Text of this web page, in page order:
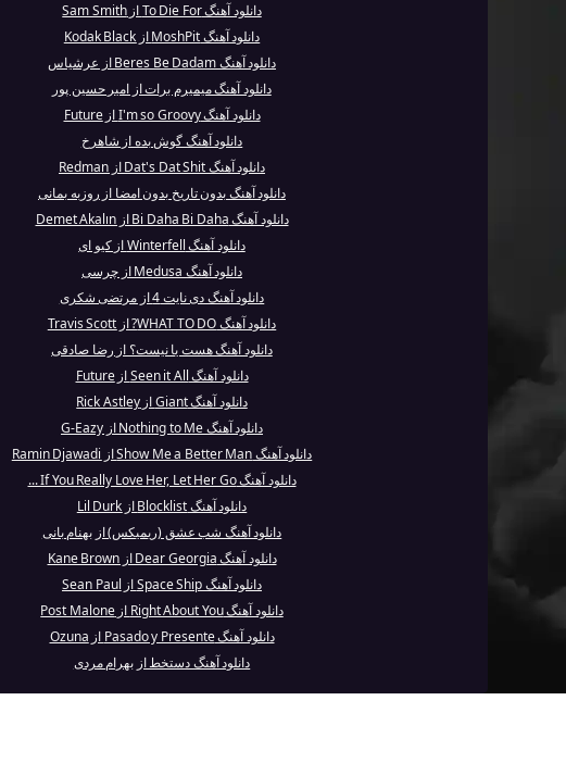
دانلود آهنگ To Die For از Sam Smith
دانلود آهنگ MoshPit از Kodak Black
دانلود آهنگ Beres Be Dadam از عرشیاس
دانلود آهنگ میمیرم برات از امیر حسین پور
دانلود آهنگ I'm so Groovy از Future
دانلود آهنگ گوش بده از شاهرخ
دانلود آهنگ Dat's Dat Shit از Redman
دانلود آهنگ بدون تاریخ بدون امضا از روزبه بمانی
دانلود آهنگ Bi Daha Bi Daha از Demet Akalın
دانلود آهنگ Winterfell از کیو ای
دانلود آهنگ Medusa از چرسی
دانلود آهنگ دی نایت 4 از مرتضی شکری
دانلود آهنگ WHAT TO DO? از Travis Scott
دانلود آهنگ هست یا نیست؟ از رضا صادقی
دانلود آهنگ Seen it All از Future
دانلود آهنگ Giant از Rick Astley
دانلود آهنگ Nothing to Me از G-Eazy
دانلود آهنگ Show Me a Better Man از Ramin Djawadi
دانلود آهنگ If You Really Love Her, Let Her Go ...
دانلود آهنگ Blocklist از Lil Durk
دانلود آهنگ شب عشق (ریمیکس) از بهنام بانی
دانلود آهنگ Dear Georgia از Kane Brown
دانلود آهنگ Space Ship از Sean Paul
دانلود آهنگ Right About You از Post Malone
دانلود آهنگ Pasado y Presente از Ozuna
دانلود آهنگ دستخط از بهرام مردی